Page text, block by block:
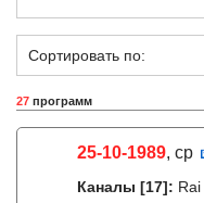
Сортировать по:
27 программ
25-10-1989, ср
Каналы [17]: